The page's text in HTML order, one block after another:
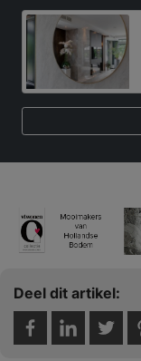
Deel dit artikel: